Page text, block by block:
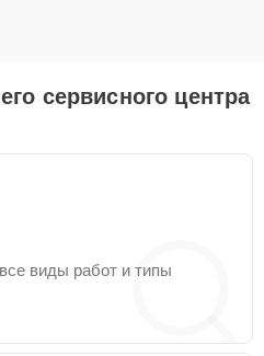
сервисного центра
виды работ и типы